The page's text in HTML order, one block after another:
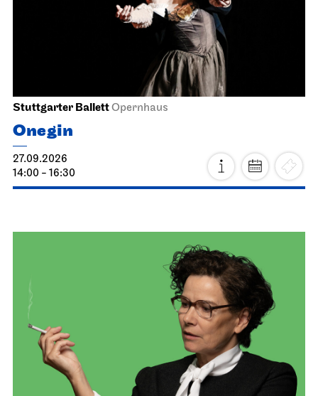
Stuttgarter BallettOpernhaus
Onegin
27.09.2026
14:00 - 16:30